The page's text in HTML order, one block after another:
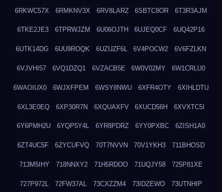
6RKWC57X 6RMKNV3X 6RV8LARZ 6SBTC8OR 6T3R3AJM
6TKE2JE3 6TPRWJZM 6U06OJTH 6UJEQ0CF 6UQ42P16
6UTK14DG 6UU9ROQK 6UZUZF6L 6V4POCW2 6V6FZLKN
6VJVHI57 6VQ1DZQ1 6VZACB5E 6W0V02MY 6W1CRLU0
6WAOIUX0 6WJXFPEM 6WSY8NWU 6XFR4OTY 6XIHLDTU
6XL3E0EQ 6XP30R7N 6XQUAXFV 6XUCD56H 6XVXTC5I
6Y6PMH2U 6YQP5Y4L 6YR8PDRZ 6YY0PXBC 6ZISH1A0
6ZT4UC5F 6ZYCUFVQ 70T7NVVN 70V1YKH3 711BHOSD
713M5IHY 718NNXY2 71H5RDOO 71UQJY58 725P81XE
727P972L 72FW37AL 73CXZZM4 73IDZEWO 73UTNHIP